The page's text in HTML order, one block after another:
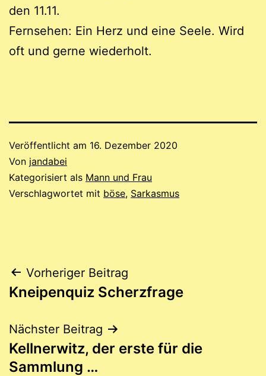
den 11.11.
Fernsehen: Ein Herz und eine Seele. Wird
oft und gerne wiederholt.
Veröffentlicht am 16. Dezember 2020
Von jandabei
Kategorisiert als Mann und Frau
Verschlagwortet mit böse, Sarkasmus
Beitragsnavigation
Vorheriger Beitrag
Kneipenquiz Scherzfrage
Nächster Beitrag
Kellnerwitz, der erste für die
Sammlung …